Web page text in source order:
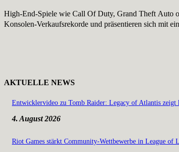
High-End-Spiele wie Call Of Duty, Grand Theft Auto
Konsolen-Verkaufsrekorde und präsentieren sich mit
AKTUELLE NEWS
Entwicklervideo zu Tomb Raider: Legacy of Atlantis zeigt
4. August 2026
Riot Games stärkt Community-Wettbewerbe in League of